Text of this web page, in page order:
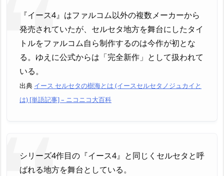
『イース4』はファルコム以外の複数メーカーから
発売されていたが、セルセタ地方を舞台にしたタイ
トルをファルコム自ら制作するのは今作が初とな
る。ゆえに公式からは「完全新作」として扱われて
いる。
出典 イース セルセタの樹海とは (イースセルセタノジュカイと
は) [単語記事] – ニコニコ大百科
シリーズ4作目の『イース4』と同じくセルセタと呼
ばれる地方を舞台としている。